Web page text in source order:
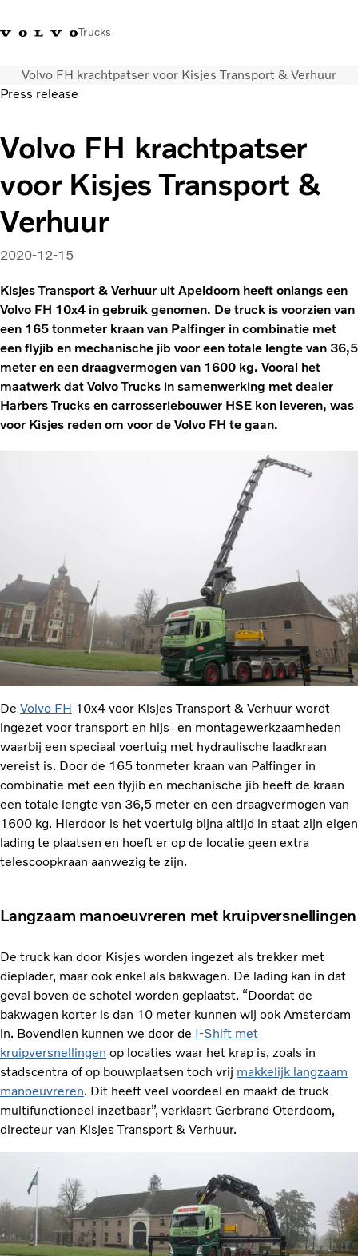
Trucks
ContactKennis vergrotenMerchandiseInloggenNederland
Transportoplossingen
CO2-reductie
Trucks
Truck Builder
Services
Dealer locator
Nieuws
Volvo FH krachtpatser voor Kisjes Transport & Verhuur
Press release
Volvo FH krachtpatser
voor Kisjes Transport &
Verhuur
2020-12-15
Kisjes Transport & Verhuur uit Apeldoorn heeft onlangs een
Volvo FH 10x4 in gebruik genomen. De truck is voorzien van
een 165 tonmeter kraan van Palfinger in combinatie met
een flyjib en mechanische jib voor een totale lengte van 36,5
meter en een draagvermogen van 1600 kg. Vooral het
maatwerk dat Volvo Trucks in samenwerking met dealer
Harbers Trucks en carrosseriebouwer HSE kon leveren, was
voor Kisjes reden om voor de Volvo FH te gaan.
De Volvo FH 10x4 voor Kisjes Transport & Verhuur wordt
ingezet voor transport en hijs- en montagewerkzaamheden
waarbij een speciaal voertuig met hydraulische laadkraan
vereist is. Door de 165 tonmeter kraan van Palfinger in
combinatie met een flyjib en mechanische jib heeft de kraan
een totale lengte van 36,5 meter en een draagvermogen van
1600 kg. Hierdoor is het voertuig bijna altijd in staat zijn eigen
lading te plaatsen en hoeft er op de locatie geen extra
telescoopkraan aanwezig te zijn.
Langzaam manoeuvreren met kruipversnellingen
De truck kan door Kisjes worden ingezet als trekker met
dieplader, maar ook enkel als bakwagen. De lading kan in dat
geval boven de schotel worden geplaatst. “Doordat de
bakwagen korter is dan 10 meter kunnen wij ook Amsterdam
in. Bovendien kunnen we door de I-Shift met
kruipversnellingen op locaties waar het krap is, zoals in
stadscentra of op bouwplaatsen toch vrij makkelijk langzaam
manoeuvreren. Dit heeft veel voordeel en maakt de truck
multifunctioneel inzetbaar”, verklaart Gerbrand Oterdoom,
directeur van Kisjes Transport & Verhuur.